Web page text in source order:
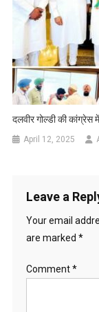
दलवीर गोल्डी की कांग्रेस
April 12, 2025
Leave a
Your email
are marked *
Comment*